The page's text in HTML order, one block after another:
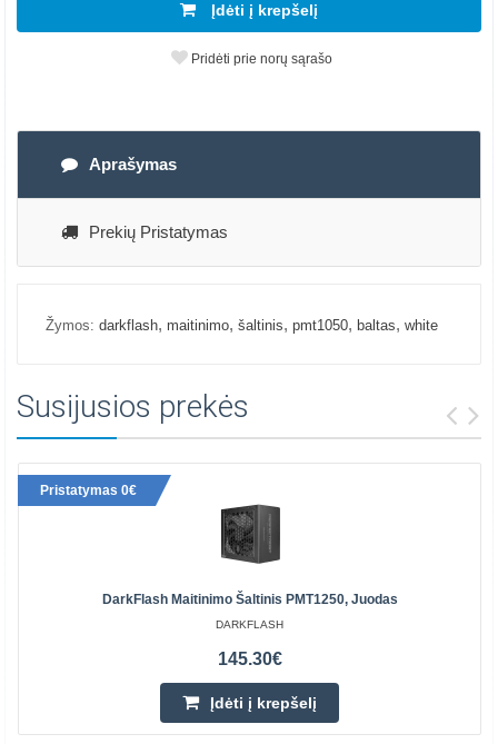
Įdėti į krepšelį
Pridėti prie norų sąrašo
Aprašymas
Prekių Pristatymas
Žymos: darkflash, maitinimo, šaltinis, pmt1050, baltas, white
Susijusios prekės
Pristatymas 0€
DarkFlash Maitinimo Šaltinis PMT1250, Juodas
DARKFLASH
145.30€
Įdėti į krepšelį